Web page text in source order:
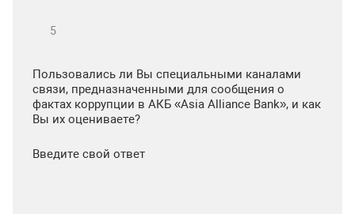
Пользовались ли Вы специальными каналами
связи, предназначенными для сообщения о
фактах коррупции в АКБ «Asia Alliance Bank», и как
Вы их оцениваете?
Введите свой ответ